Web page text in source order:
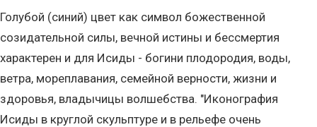
Голубой (синий) цвет как символ божественной
созидательной силы, вечной истины и бессмертия
характерен и для Исиды - богини плодородия, воды,
ветра, мореплавания, семейной верности, жизни и
здоровья, владычицы волшебства. "Иконография
Исиды в круглой скульптуре и в рельефе очень